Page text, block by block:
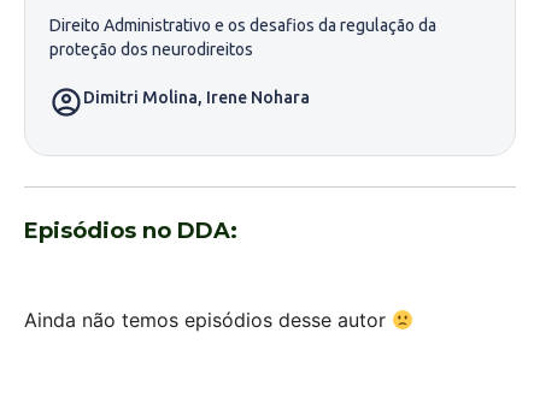
Direito Administrativo e os desafios da regulação da
proteção dos neurodireitos
Dimitri Molina, Irene Nohara
Episódios no DDA:
Ainda não temos episódios desse autor